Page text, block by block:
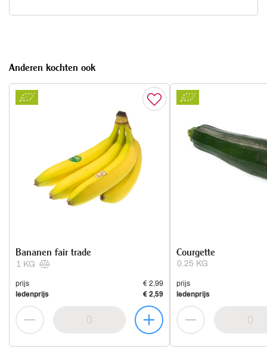
Anderen kochten ook
1 KG
Bananen fair trade
prijs
€ 2,99
ledenprijs
€ 2,59
0.25 KG
Courgette
prijs
ledenprijs